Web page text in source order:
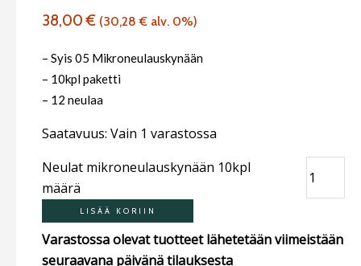
38,00€ (30,28€ alv. 0%)
– Syis 05 Mikroneulauskynään
– 10kpl paketti
– 12 neulaa
Saatavuus: Vain 1 varastossa
Neulat mikroneulauskynään 10kpl
määrä
LISÄÄ KORIIN
Varastossa olevat tuotteet lähetetään viimeistään
seuraavana päivänä tilauksesta